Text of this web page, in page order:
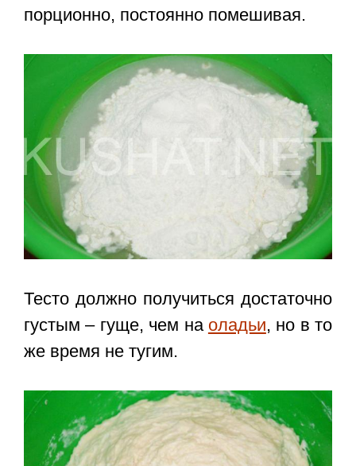
порционно, постоянно помешивая.
Тесто должно получиться достаточно
густым – гуще, чем на оладьи, но в то
же время не тугим.